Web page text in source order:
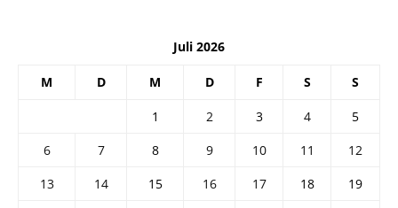
Juli 2026
M D M D F S S
1 2 3 4
5
6
7 8 9 10 11
12
13
14 15 16 17 18
19